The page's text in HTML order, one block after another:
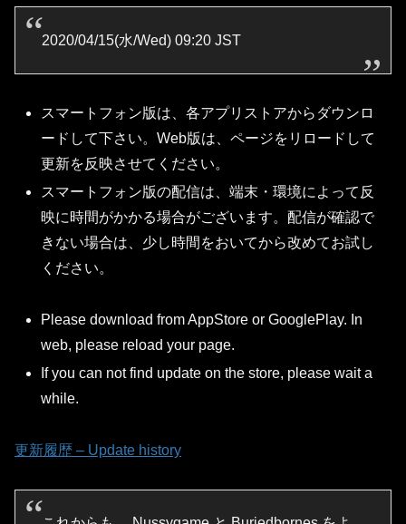
2020/04/15(水/Wed) 09:20 JST
スマートフォン版は、各アプリストアからダウンロ
ードして下さい。Web版は、ページをリロードして
更新を反映させてください。
スマートフォン版の配信は、端末・環境によって反
映に時間がかかる場合がございます。配信が確認で
きない場合は、少し時間をおいてから改めてお試し
ください。
Please download from AppStore or GooglePlay. In
web, please reload your page.
If you can not find update on the store, please wait a
while.
更新履歴 – Update history